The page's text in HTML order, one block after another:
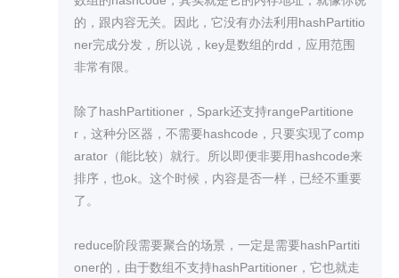
      mergeValue: (C, V) => C,
      mergeCombiners: (C, C) => C,
      partitioner: Partitioner,
      serializer: Serializer = null)(implicit ct: ClassTag
[C]): RDD[(K, C)] = self.withScope {
字数限制了，我把方法实现放在下面评论。
首先讲三个高阶函数入参：createCombiner，merg
regator对象，Aggregator
其实就是spark对分组聚合（Shuffle）操作的抽象，
的，跟内容无关。因此，它没有办法利用hashPartitio
ner完成分发，所以说，key是数组的rdd，应用范围
非常有限。
除了hashPartitioner，Spark还支持rangePartitione
r，这种分区器，不需要hashcode，只要实现了comp
arator（能比较）就行。所以即便非要用hashcode来
排序，也ok。这个时候，内容是否一样，已经不重要
了。
reduce阶段需要聚合的场景，一定是需要hashPartiti
oner的，由于数组不支持hashPartitioner，它也就走